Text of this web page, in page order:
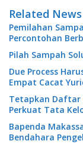
Related News
Pemilahan
Percontohan
Pilah Sampah
Due Process
Empat Cacat
Tetapkan Daftar
Perkuat Tata
Bapenda
Bendahara